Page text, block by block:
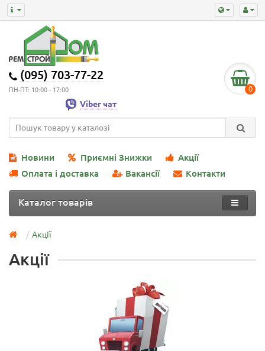
(095) 703-77-22
ПН-ПТ: 10:00 - 17:00
Viber чат
0
Новини Приємні Знижки
Акції
Оплата і доставка
Вакансії Контакти
Каталог товарів
Акції
Акції